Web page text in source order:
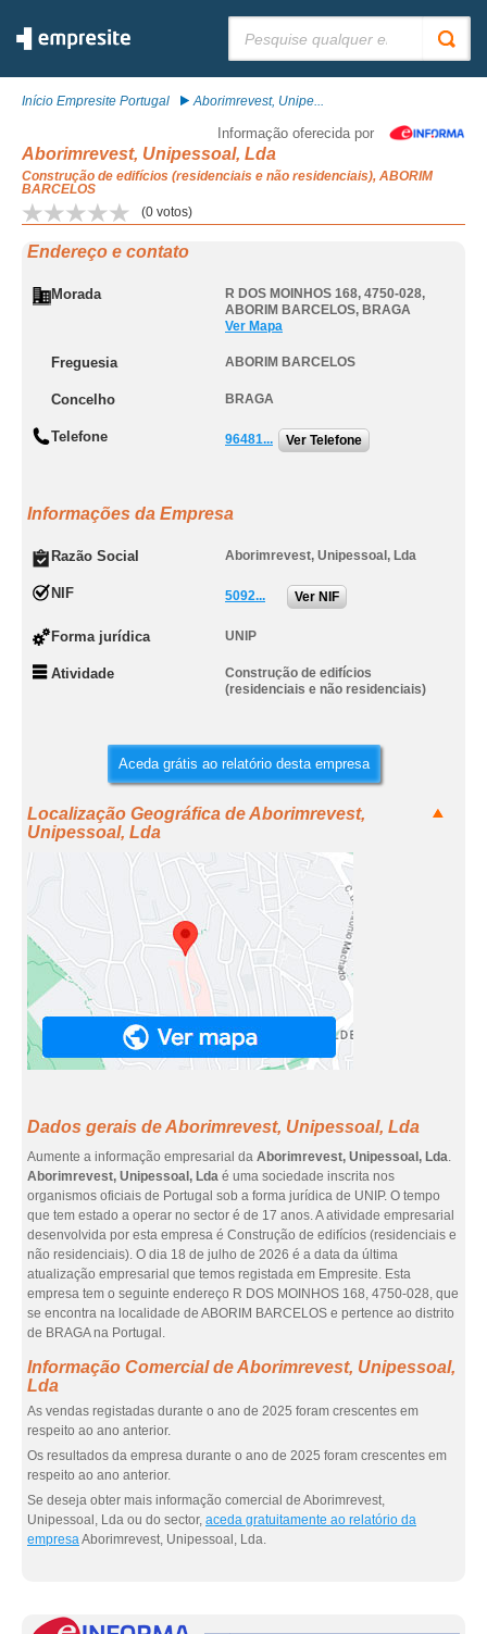
Início Empresite Portugal Aborimrevest, Unipe...
Informação oferecida por
Aborimrevest, Unipessoal, Lda
Construção de edifícios (residenciais e não residenciais), ABORIM
BARCELOS
(0 votos)
Endereço e contato
Morada R DOS MOINHOS 168, 4750-028,
ABORIM BARCELOS, BRAGA
Ver Mapa
Freguesia ABORIM BARCELOS
Concelho BRAGA
Telefone 96481... Ver Telefone
Informações da Empresa
Razão Social Aborimrevest, Unipessoal, Lda
NIF 5092... Ver NIF
Forma jurídica UNIP
Atividade
Construção de edifícios
(residenciais e não residenciais)
Aceda grátis ao relatório desta empresa
Localização Geográfica de Aborimrevest,
Unipessoal, Lda
Dados gerais de Aborimrevest, Unipessoal, Lda
Aumente a informação empresarial da Aborimrevest, Unipessoal, Lda.
Aborimrevest, Unipessoal, Lda é uma sociedade inscrita nos
organismos oficiais de Portugal sob a forma jurídica de UNIP. O tempo
que tem estado a operar no sector é de 17 anos. A atividade empresarial
desenvolvida por esta empresa é Construção de edifícios (residenciais e
não residenciais). O dia 18 de julho de 2026 é a data da última
atualização empresarial que temos registada em Empresite. Esta
empresa tem o seguinte endereço R DOS MOINHOS 168, 4750-028, que
se encontra na localidade de ABORIM BARCELOS e pertence ao distrito
de BRAGA na Portugal.
Informação Comercial de Aborimrevest, Unipessoal,
Lda
As vendas registadas durante o ano de 2025 foram crescentes em
respeito ao ano anterior.
Os resultados da empresa durante o ano de 2025 foram crescentes em
respeito ao ano anterior.
Se deseja obter mais informação comercial de Aborimrevest,
Unipessoal, Lda ou do sector, aceda gratuitamente ao relatório da
empresaAborimrevest, Unipessoal, Lda.